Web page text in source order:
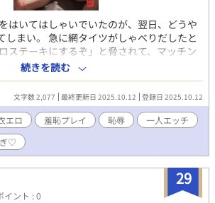
はいてはしゃいでいたのが、翌日、どうや
しまい。 急に網タイツがしゃべりだしたと
ステーキにするぞ」と脅されて、マッチン
レブな紳士と、底の見えないようなエロテ
までも溺れていってしまい・・・。 現代も
男たちが狂乱するBL小説です。エロレベル
なこと以外の生理的現象があるのでご注
×網タイツに呪われた男、おしゃべりな網
男。 この小説＋挿絵つきの短編小説２作を
イツをはく男の設定は同じでも別人のもの
試し読みになります。 本編は電子書籍で販
ログのリンクは↓にあります。
続きを読む
文字数 2,077 最終更新日 2025.10.12 登録日 2025.10.12
エロ 羞恥プレイ 恥辱
一人エッチ
♡
29
イント : 0